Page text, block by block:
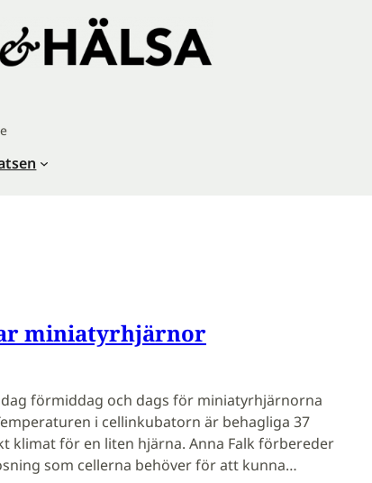
miniatyrhjärnor
förmiddag och dags för miniatyrhjärnorna
i cellinkubatorn är behagliga 37
klimat för en liten hjärna. Anna Falk förbereder
som cellerna behöver för att kunna…